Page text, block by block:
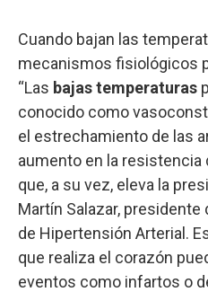
Cuando bajan las
mecanismos fisiológicos
“Las bajas temperaturas
conocido como
el estrechamiento de las
aumento en la resistencia
que, a su vez, eleva la
Martín Salazar, presidente
de Hipertensión Arterial.
que realiza el corazón
eventos como infartos o